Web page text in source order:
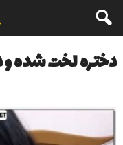
دختره لخت شده و